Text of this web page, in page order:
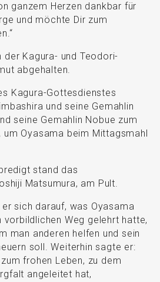
ganzem Herzen dankbar für
und möchte Dir zum
der Kagura- und Teodori-
abgehalten.
Kagura-Gottesdienstes
und seine Gemahlin
seine Gemahlin Nobue zum
um Oyasama beim Mittagsmahl
stand das
Matsumura, am Pult.
sich darauf, was Oyasama
vorbildlichen Weg gelehrt hatte,
man anderen helfen und sein
soll. Weiterhin sagte er:
frohen Leben, zu dem
angeleitet hat,